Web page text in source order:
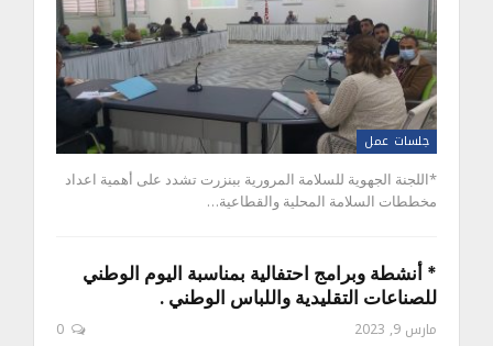
جلسات عمل
*اللجنة الجهوية للسلامة المرورية ببنزرت تشدد على أهمية اعداد
مخططات السلامة المحلية والقطاعية…
* أنشطة وبرامج احتفالية بمناسبة اليوم الوطني
للصناعات التقليدية واللباس الوطني .
مارس 9, 2023